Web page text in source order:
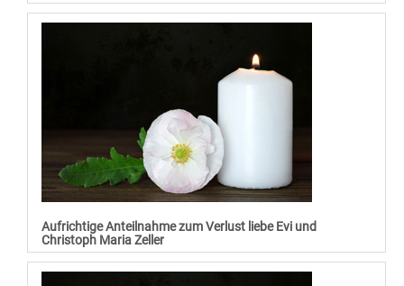
Aufrichtige Anteilnahme zum Verlust liebe Evi und
Christoph Maria Zeller